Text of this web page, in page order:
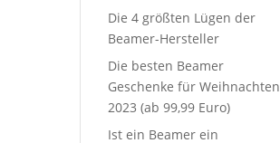
Die 4 größten Lügen der
Beamer-Hersteller
Die besten Beamer
Geschenke für Weihnachten
2023 (ab 99,99 Euro)
Ist ein Beamer ein